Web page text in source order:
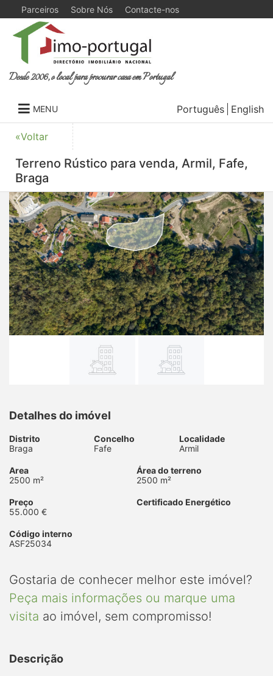
Parceiros Sobre Nós Contacte-nos
Desde 2006, o local para procurar casa em Portugal
MENU Português English
«Voltar
Terreno Rústico para venda, Armil, Fafe,
Braga
Detalhes do imóvel
Distrito
Braga
Concelho
Fafe
Localidade
Armil
Area
2500 m²
Área do terreno
2500 m²
Preço
55.000 €
Certificado Energético
Código interno
ASF25034
Gostaria de conhecer melhor este imóvel?
Peça mais informações ou marque uma
visita ao imóvel, sem compromisso!
Descrição